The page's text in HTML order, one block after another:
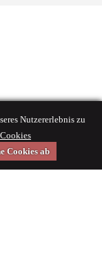
Nutzererlebnis zu
Cookies ab